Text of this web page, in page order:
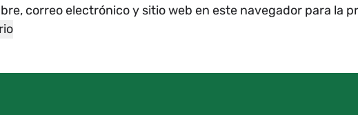
correo electrónico y sitio web en este navegador para la